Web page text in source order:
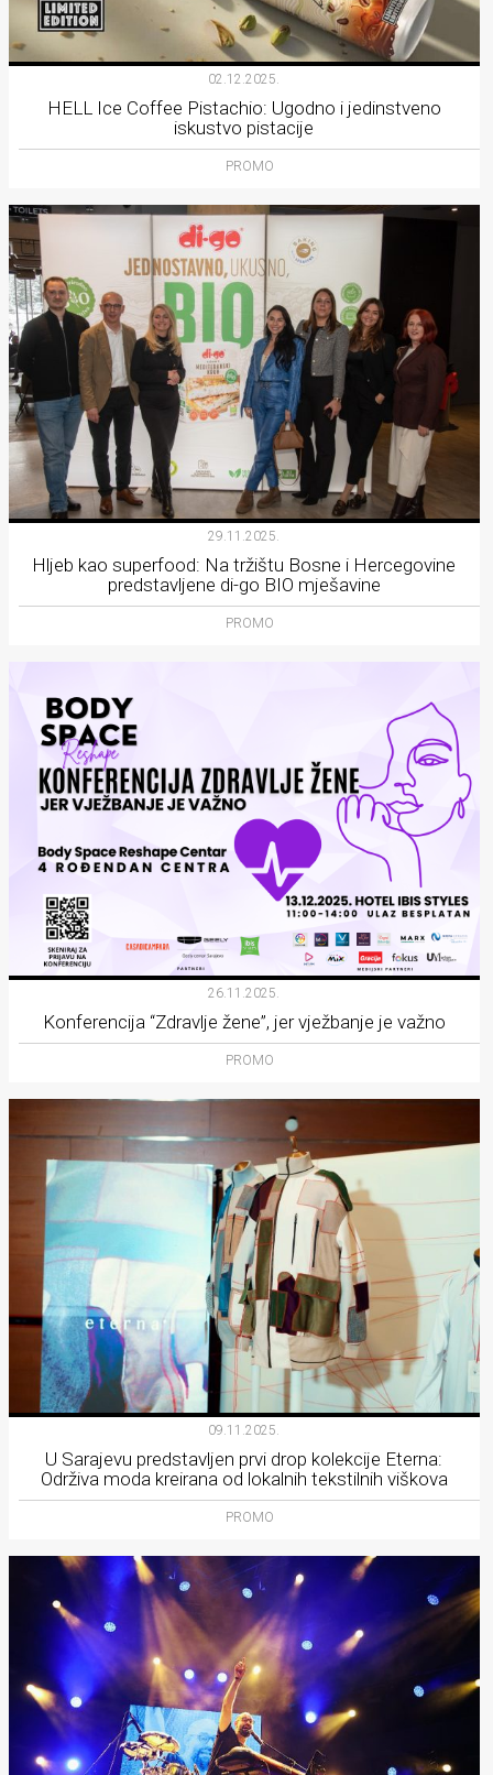
02.12.2025.
HELL Ice Coffee Pistachio: Ugodno i jedinstveno
iskustvo pistacije
PROMO
29.11.2025.
Hljeb kao superfood: Na tržištu Bosne i Hercegovine
predstavljene di-go BIO mješavine
PROMO
26.11.2025.
Konferencija “Zdravlje žene”, jer vježbanje je važno
PROMO
09.11.2025.
U Sarajevu predstavljen prvi drop kolekcije Eterna:
Održiva moda kreirana od lokalnih tekstilnih viškova
PROMO